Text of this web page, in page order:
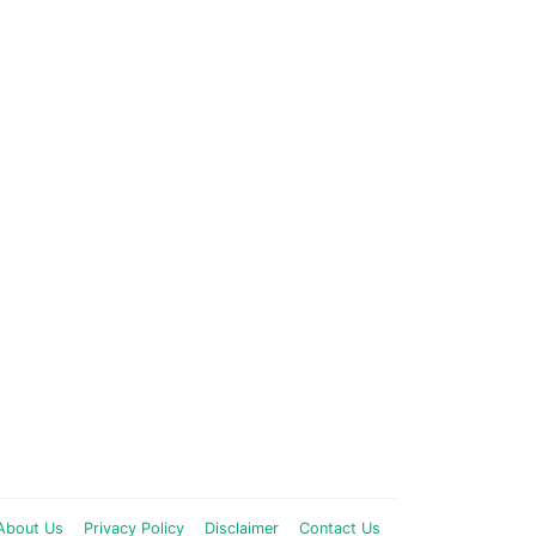
Us Privacy Policy Disclaimer Contact Us